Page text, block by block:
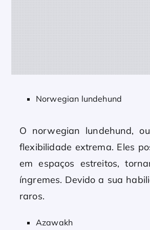
Norwegian lundehund
O norwegian lundehund,
flexibilidade extrema. Eles
em espaços estreitos,
íngremes. Devido a sua
raros.
Azawakh